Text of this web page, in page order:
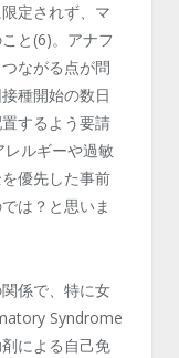
定されず、マ
と(6)。アナフ
ながる点が問
種開始の数日
するよう要請
ルギーや過敏
優先した事前
は？と思いま
係で、特に女
Syndrome
による自己免